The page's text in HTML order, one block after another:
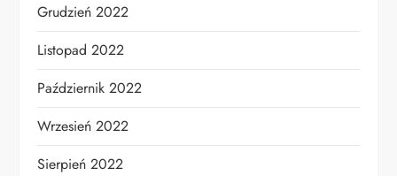
Grudzień 2022
Listopad 2022
Październik 2022
Wrzesień 2022
Sierpień 2022